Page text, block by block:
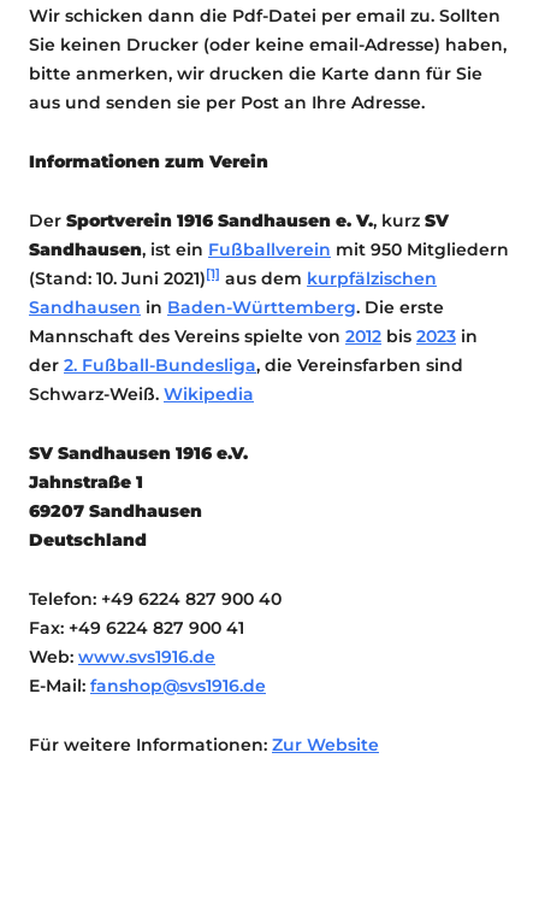
Wir schicken dann die Pdf-Datei per email zu. Sollten
Sie keinen Drucker (oder keine email-Adresse) haben,
bitte anmerken, wir drucken die Karte dann für Sie
aus und senden sie per Post an Ihre Adresse.
Informationen zum Verein
Der Sportverein 1916 Sandhausen e. V., kurz SV
Sandhausen, ist ein Fußballverein mit 950 Mitgliedern
(Stand: 10. Juni 2021)[1] aus dem kurpfälzischen
Sandhausen in Baden-Württemberg. Die erste
Mannschaft des Vereins spielte von 2012 bis 2023 in
der 2. Fußball-Bundesliga, die Vereinsfarben sind
Schwarz-Weiß. Wikipedia
SV Sandhausen 1916 e.V.
Jahnstraße 1
69207 Sandhausen
Deutschland
Telefon: +49 6224 827 900 40
Fax: +49 6224 827 900 41
Web: www.svs1916.de
E-Mail: fanshop@svs1916.de
Für weitere Informationen: Zur Website